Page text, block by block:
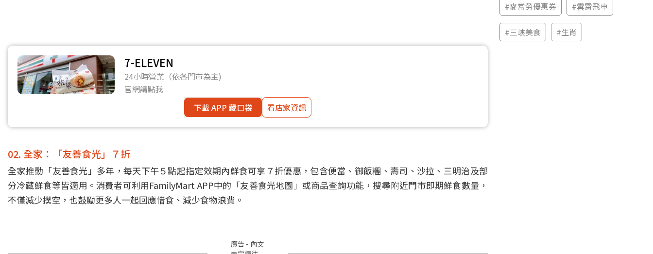
7-ELEVEN
24小時營業（依各門市為主)
官網請點我
下載 APP 藏口袋
看店家資訊
02. 全家：「友善食光」７折
全家推動「友善食光」多年，每天下午５點起指定效期內鮮食可享７折優惠，包含便當、御飯糰、壽司、沙拉、三明治及部
分冷藏鮮食等皆適用。消費者可利用FamilyMart APP中的「友善食光地圖」或商品查詢功能，搜尋附近門市即期鮮食數量，
不僅減少撲空，也鼓勵更多人一起回應惜食、減少食物浪費。
廣告 - 內文
#麥當勞優惠券 #雲霄飛車
#三峽美食 #生肖